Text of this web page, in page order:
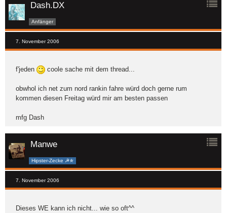
Dash.DX
Anfänger
7. November 2006
f'jeden coole sache mit dem thread...
obwhol ich net zum nord rankin fahre würd doch gerne rum
kommen diesen Freitag würd mir am besten passen
mfg Dash
Manwe
Hipster-Zecke ☭✯
7. November 2006
Dieses WE kann ich nicht... wie so oft^^